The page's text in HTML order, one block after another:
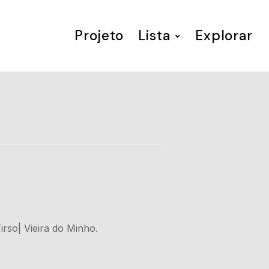
Projeto Lista Explorar
Vieira do Minho.